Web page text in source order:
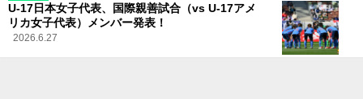
U-17日本女子代表、国際親善試合（vs U-17アメ
リカ女子代表）メンバー発表！
2026.6.27